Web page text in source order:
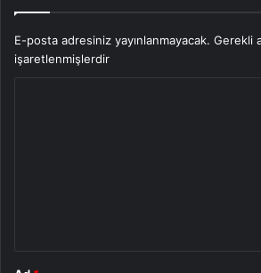
E-posta adresiniz yayınlanmayacak. Gerekli
işaretlenmişlerdir